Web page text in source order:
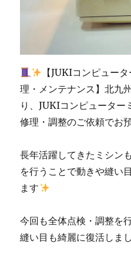
【JUKIコンピュー
理・メンテナンス】北九
り、JUKIコンピュータ
修理・調整のご依頼でお
長年活躍してきたミシン
を行うことで動きや縫い
ます
今回も全体点検・調整を
縫い目も綺麗に復活しま